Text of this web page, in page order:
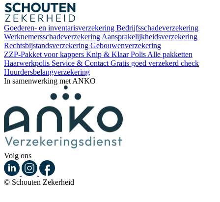
Goederen- en inventarisverzekering Bedrijfsschadeverzekering
Werknemersschadeverzekering Aansprakelijkheidsverzekering
Rechtsbijstandsverzekering Gebouwenverzekering
ZZP-Pakket voor kappers Knip & Klaar Polis Alle pakketten
Haarwerkpolis Service & Contact Gratis goed verzekerd check
Huurdersbelangverzekering
In samenwerking met ANKO
Volg ons
© Schouten Zekerheid